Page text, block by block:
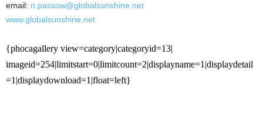
email: n.passow@globalsunshine.net
www.globalsunshine.net
{phocagallery view=category|categoryid=13|
imageid=254|limitstart=0|limitcount=2|displayname=1|displaydetail
=1|displaydownload=1|float=left}